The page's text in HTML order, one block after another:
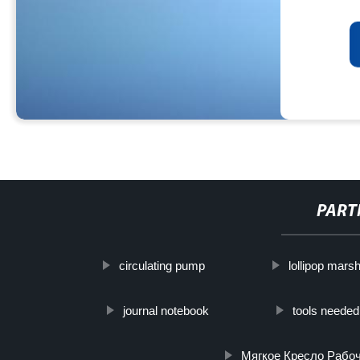
circulating pump lollipop
journal notebook tools
Мягкое Кресло